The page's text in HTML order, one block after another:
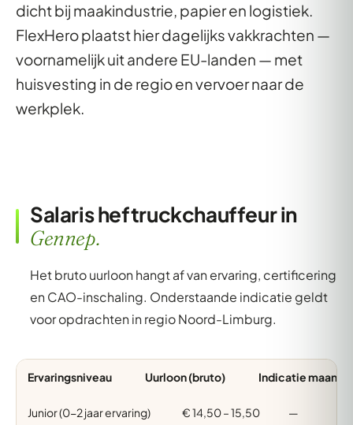
dicht bij maakindustrie, papier en logistiek.
FlexHero plaatst hier dagelijks vakkrachten —
voornamelijk uit andere EU-landen — met
huisvesting in de regio en vervoer naar de
werkplek.
Salaris heftruckchauffeur in
Gennep.
Het bruto uurloon hangt af van ervaring, certificering
en CAO-inschaling. Onderstaande indicatie geldt
voor opdrachten in regio Noord-Limburg.
Ervaringsniveau Uurloon (bruto) Indicatie maand
Junior (0-2 jaar ervaring) € 14,50 – 15,50 —